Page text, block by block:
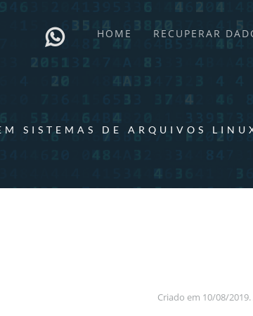
HOME RECUPERAR
SISTEMAS DE ARQUIVOS
Criado em 10/08/